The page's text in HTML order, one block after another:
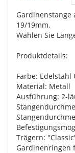
19/19mm.
Wählen Sie
Produktdetails:
Farbe: Edelstahl
Material: Metall
Ausführung: 2-
Trägern:
Gardinenringen